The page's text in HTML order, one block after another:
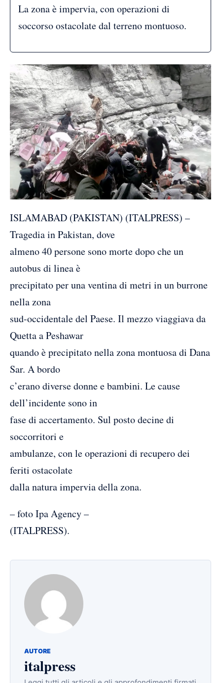
La zona è impervia, con operazioni di
soccorso ostacolate dal terreno montuoso.
ISLAMABAD (PAKISTAN) (ITALPRESS) –
Tragedia in Pakistan, dove
almeno 40 persone sono morte dopo che un
autobus di linea è
precipitato per una ventina di metri in un burrone
nella zona
sud-occidentale del Paese. Il mezzo viaggiava da
Quetta a Peshawar
quando è precipitato nella zona montuosa di Dana
Sar. A bordo
c’erano diverse donne e bambini. Le cause
dell’incidente sono in
fase di accertamento. Sul posto decine di
soccorritori e
ambulanze, con le operazioni di recupero dei
feriti ostacolate
dalla natura impervia della zona.
– foto Ipa Agency –
(ITALPRESS).
AUTORE
italpress